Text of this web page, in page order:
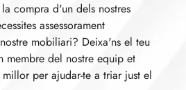
compra d'un dels nostres
assessorament
mobiliari? Deixa'ns el teu
membre del nostre equip et
per ajudar-te a triar just el